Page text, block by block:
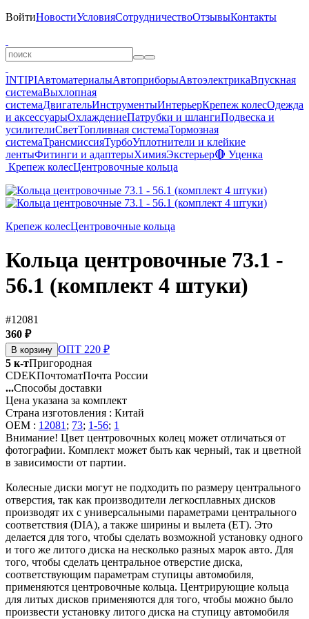
ВойтиНовостиУсловияСотрудничествоОтзывыКонтакты
INTIPIАвтоматериалыАвтоприборыАвтоэлектрикаВпускная
системаВыхлопная
системаДвигательИнструментыИнтерьерКрепеж колесОдежда
и аксессуарыОхлаждениеПатрубки и шлангиПодвеска и
усилителиСветТопливная системаТормозная
системаТрансмиссияТурбоУплотнители и клейкие
лентыФитинги и адаптерыХимияЭкстерьер🔴 Уценка
Крепеж колесЦентровочные кольца
Крепеж колесЦентровочные кольца
Кольца центровочные 73.1 -
56.1 (комплект 4 штуки)
#12081
360 ₽
В корзину ОПТ 220 ₽
5 к-тПригородная
CDEKПочтоматПочта России
...Способы доставки
Цена указана за комплект
Страна изготовления : Китай
OEM : 12081 ; 73; 1-56; 1
Внимание! Цвет центровочных колец может отличаться от
фотографии. Комплект может быть как черный, так и цветной
в зависимости от партии.
Колесные диски могут не подходить по размеру центрального
отверстия, так как производители легкосплавных дисков
производят их с универсальными параметрами центрального
соответствия (DIA), а также ширины и вылета (ET). Это
делается для того, чтобы сделать возможной установку одного
и того же литого диска на несколько разных марок авто. Для
того, чтобы сделать центральное отверстие диска,
соответствующим параметрам ступицы автомобиля,
применяются центровочные кольца. Центрирующие кольца
для литых дисков применяются для того, чтобы можно было
произвести установку литого диска на ступицу автомобиля